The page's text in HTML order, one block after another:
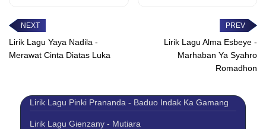
Lirik Lagu Yaya Nadila -
Merawat Cinta Diatas Luka
Lirik Lagu Alma Esbeye -
Marhaban Ya Syahro
Romadhon
Lirik Lagu Pinki Prananda - Baduo Indak Ka Gamang
Lirik Lagu Gienzany - Mutiara